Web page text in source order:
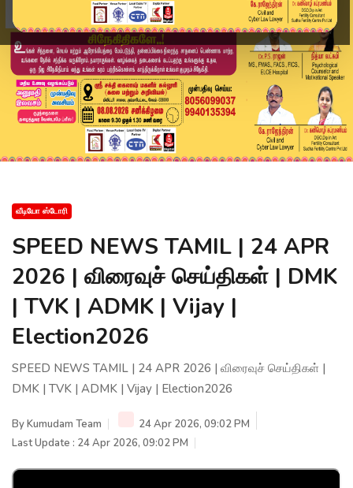
வீடியோ ஸ்டோரி
SPEED NEWS TAMIL | 24 APR
2026 | விரைவுச் செய்திகள் | DMK
| TVK | ADMK | Vijay |
Election2026
SPEED NEWS TAMIL | 24 APR 2026 | விரைவுச் செய்திகள் |
DMK | TVK | ADMK | Vijay | Election2026
ByKumudam Team
24 Apr 2026, 09:02 PM
Last Update : 24 Apr 2026, 09:02 PM